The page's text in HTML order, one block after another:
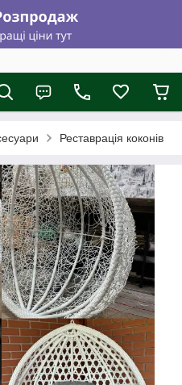
Реставрація коконів